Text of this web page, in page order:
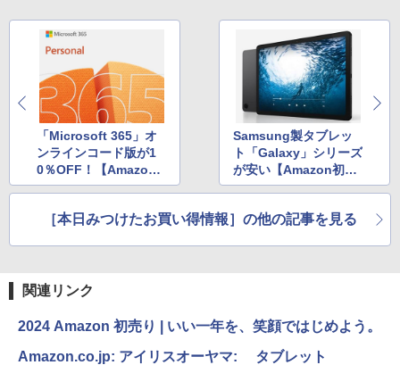
「Microsoft 365」オ
ンラインコード版が1
0％OFF！【Amazon
初売りセール】
Samsung製タブレッ
ト「Galaxy」シリーズ
が安い【Amazon初売
りセール】
［本日みつけたお買い得情報］の他の記事を見る
関連リンク
2024 Amazon 初売り | いい一年を、笑顔ではじめよう。
Amazon.co.jp: アイリスオーヤマ: タブレット